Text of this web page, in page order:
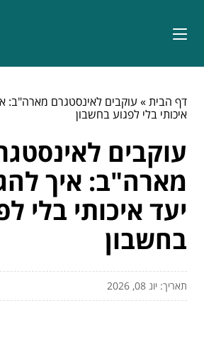
דף הבית» עוקבים לאינסטגרם מארה"ב:
איכותי בלי לפגוע בחשבון
עוקבים
מארה"ב: איך
יעד איכותי בלי
בחשבון
תאריך: יונ 08, 2026